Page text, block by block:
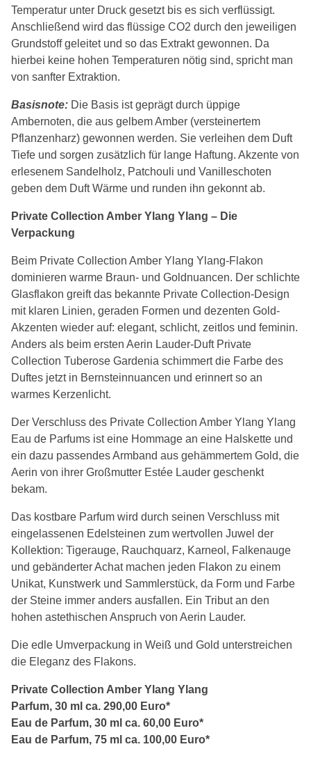
Temperatur unter Druck gesetzt bis es sich verflüssigt.
Anschließend wird das flüssige CO2 durch den jeweiligen
Grundstoff geleitet und so das Extrakt gewonnen. Da
hierbei keine hohen Temperaturen nötig sind, spricht man
von sanfter Extraktion.
Basisnote: Die Basis ist geprägt durch üppige
Ambernoten, die aus gelbem Amber (versteinertem
Pflanzenharz) gewonnen werden. Sie verleihen dem Duft
Tiefe und sorgen zusätzlich für lange Haftung. Akzente von
erlesenem Sandelholz, Patchouli und Vanilleschoten
geben dem Duft Wärme und runden ihn gekonnt ab.
Private Collection Amber Ylang Ylang – Die
Verpackung
Beim Private Collection Amber Ylang Ylang-Flakon
dominieren warme Braun- und Goldnuancen. Der schlichte
Glasflakon greift das bekannte Private Collection-Design
mit klaren Linien, geraden Formen und dezenten Gold-
Akzenten wieder auf: elegant, schlicht, zeitlos und feminin.
Anders als beim ersten Aerin Lauder-Duft Private
Collection Tuberose Gardenia schimmert die Farbe des
Duftes jetzt in Bernsteinnuancen und erinnert so an
warmes Kerzenlicht.
Der Verschluss des Private Collection Amber Ylang Ylang
Eau de Parfums ist eine Hommage an eine Halskette und
ein dazu passendes Armband aus gehämmertem Gold, die
Aerin von ihrer Großmutter Estée Lauder geschenkt
bekam.
Das kostbare Parfum wird durch seinen Verschluss mit
eingelassenen Edelsteinen zum wertvollen Juwel der
Kollektion: Tigerauge, Rauchquarz, Karneol, Falkenauge
und gebänderter Achat machen jeden Flakon zu einem
Unikat, Kunstwerk und Sammlerstück, da Form und Farbe
der Steine immer anders ausfallen. Ein Tribut an den
hohen astethischen Anspruch von Aerin Lauder.
Die edle Umverpackung in Weiß und Gold unterstreichen
die Eleganz des Flakons.
Private Collection Amber Ylang Ylang
Parfum, 30 ml ca. 290,00 Euro*
Eau de Parfum, 30 ml ca. 60,00 Euro*
Eau de Parfum, 75 ml ca. 100,00 Euro*